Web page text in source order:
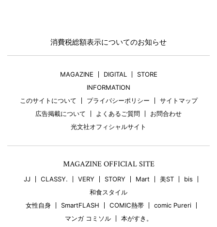
消費税総額表示についてのお知らせ
MAGAZINE DIGITAL
STORE
INFORMATION
このサイトについて
プライバシーポリシー
サイトマップ
広告掲載について
よくあるご質問
お問合わせ
光文社オフィシャルサイト
MAGAZINE OFFICIAL SITE
JJ CLASSY. VERY STORY Mart 美ST
bis
和食スタイル
女性自身
SmartFLASH COMIC熱帯
comic Pureri
マンガ コミソル
本がすき。